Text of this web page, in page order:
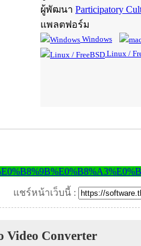
ผู้พัฒนา Participatory
แพลตฟอร์ม
Windows
Linux /
แชร์หน้าเว็บนี้ :
Video Converter